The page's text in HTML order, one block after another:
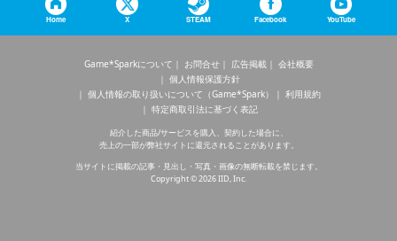
Home X STEAM Facebook YouTube
Game*Sparkについて お問合せ 広告掲載
会社概要
個人情報保護方針
個人情報の取り扱いについて（Game*Spark）
利用規約
特定商取引法に基づく表記
紹介した商品/サービスを購入、契約した場合に、
売上の一部が弊社サイトに還元されることがあります。
当サイトに掲載の記事・見出し・写真・画像の無断転載を禁じます。
Copyright © 2026 IID, Inc.